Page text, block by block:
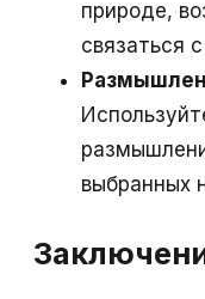
природе,
связаться
выбранных